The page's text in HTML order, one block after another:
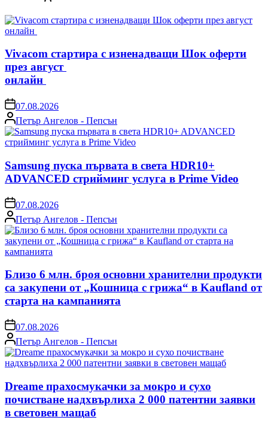
Vivacom стартира с изненадващи Шок оферти
през август
онлайн
on07.08.2026
Posted
by
Петър Ангелов - Пепсън
Samsung пуска първата в света HDR10+
ADVANCED стрийминг услуга в Prime Video
on07.08.2026
Posted
by
Петър Ангелов - Пепсън
Близо 6 млн. броя основни хранителни продукти
са закупени от „Кошница с грижа“ в Kaufland от
старта на кампанията
on07.08.2026
Posted
by
Петър Ангелов - Пепсън
Dreame прахосмукачки за мокро и сухо
почистване надхвърлиха 2 000 патентни заявки
в световен мащаб